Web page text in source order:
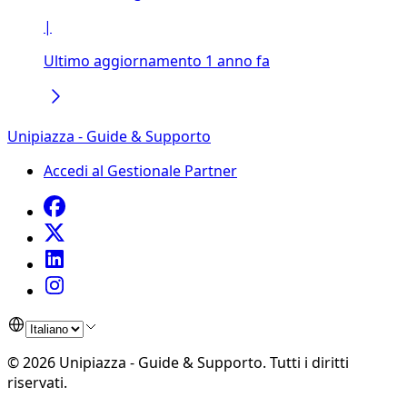
|
Ultimo aggiornamento 1 anno fa
Unipiazza - Guide & Supporto
Accedi al Gestionale Partner
©2026 Unipiazza - Guide & Supporto. Tutti i diritti
riservati.